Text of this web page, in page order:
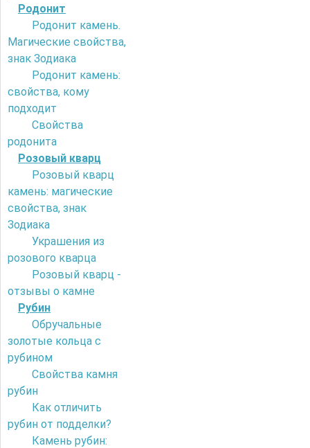
Родонит
Родонит камень.
Магические свойства,
знак Зодиака
Родонит камень:
свойства, кому
подходит
Свойства
родонита
Розовый кварц
Розовый кварц
камень: магические
свойства, знак
Зодиака
Украшения из
розового кварца
Розовый кварц -
отзывы о камне
Рубин
Обручальные
золотые кольца с
рубином
Свойства камня
рубин
Как отличить
рубин от подделки?
Камень рубин: